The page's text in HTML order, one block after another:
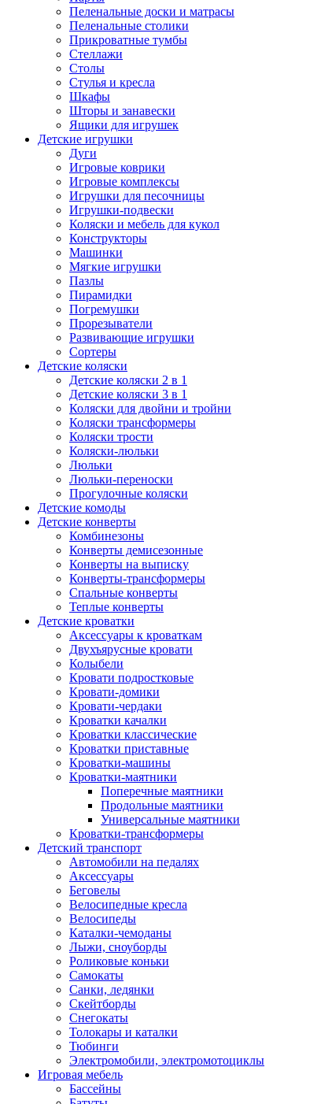
Пеленальные доски и матрасы
Пеленальные столики
Прикроватные тумбы
Стеллажи
Столы
Стулья и кресла
Шкафы
Шторы и занавески
Ящики для игрушек
Детские игрушки
Дуги
Игровые коврики
Игровые комплексы
Игрушки для песочницы
Игрушки-подвески
Коляски и мебель для кукол
Конструкторы
Машинки
Мягкие игрушки
Пазлы
Пирамидки
Погремушки
Прорезыватели
Развивающие игрушки
Сортеры
Детские коляски
Детские коляски 2 в 1
Детские коляски 3 в 1
Коляски для двойни и тройни
Коляски трансформеры
Коляски трости
Коляски-люльки
Люльки
Люльки-переноски
Прогулочные коляски
Детские комоды
Детские конверты
Комбинезоны
Конверты демисезонные
Конверты на выписку
Конверты-трансформеры
Спальные конверты
Теплые конверты
Детские кроватки
Аксессуары к кроваткам
Двухъярусные кровати
Колыбели
Кровати подростковые
Кровати-домики
Кровати-чердаки
Кроватки качалки
Кроватки классические
Кроватки приставные
Кроватки-машины
Кроватки-маятники
Поперечные маятники
Продольные маятники
Универсальные маятники
Кроватки-трансформеры
Детский транспорт
Автомобили на педалях
Аксессуары
Беговелы
Велосипедные кресла
Велосипеды
Каталки-чемоданы
Лыжи, сноуборды
Роликовые коньки
Самокаты
Санки, ледянки
Скейтборды
Снегокаты
Толокары и каталки
Тюбинги
Электромобили, электромотоциклы
Игровая мебель
Бассейны